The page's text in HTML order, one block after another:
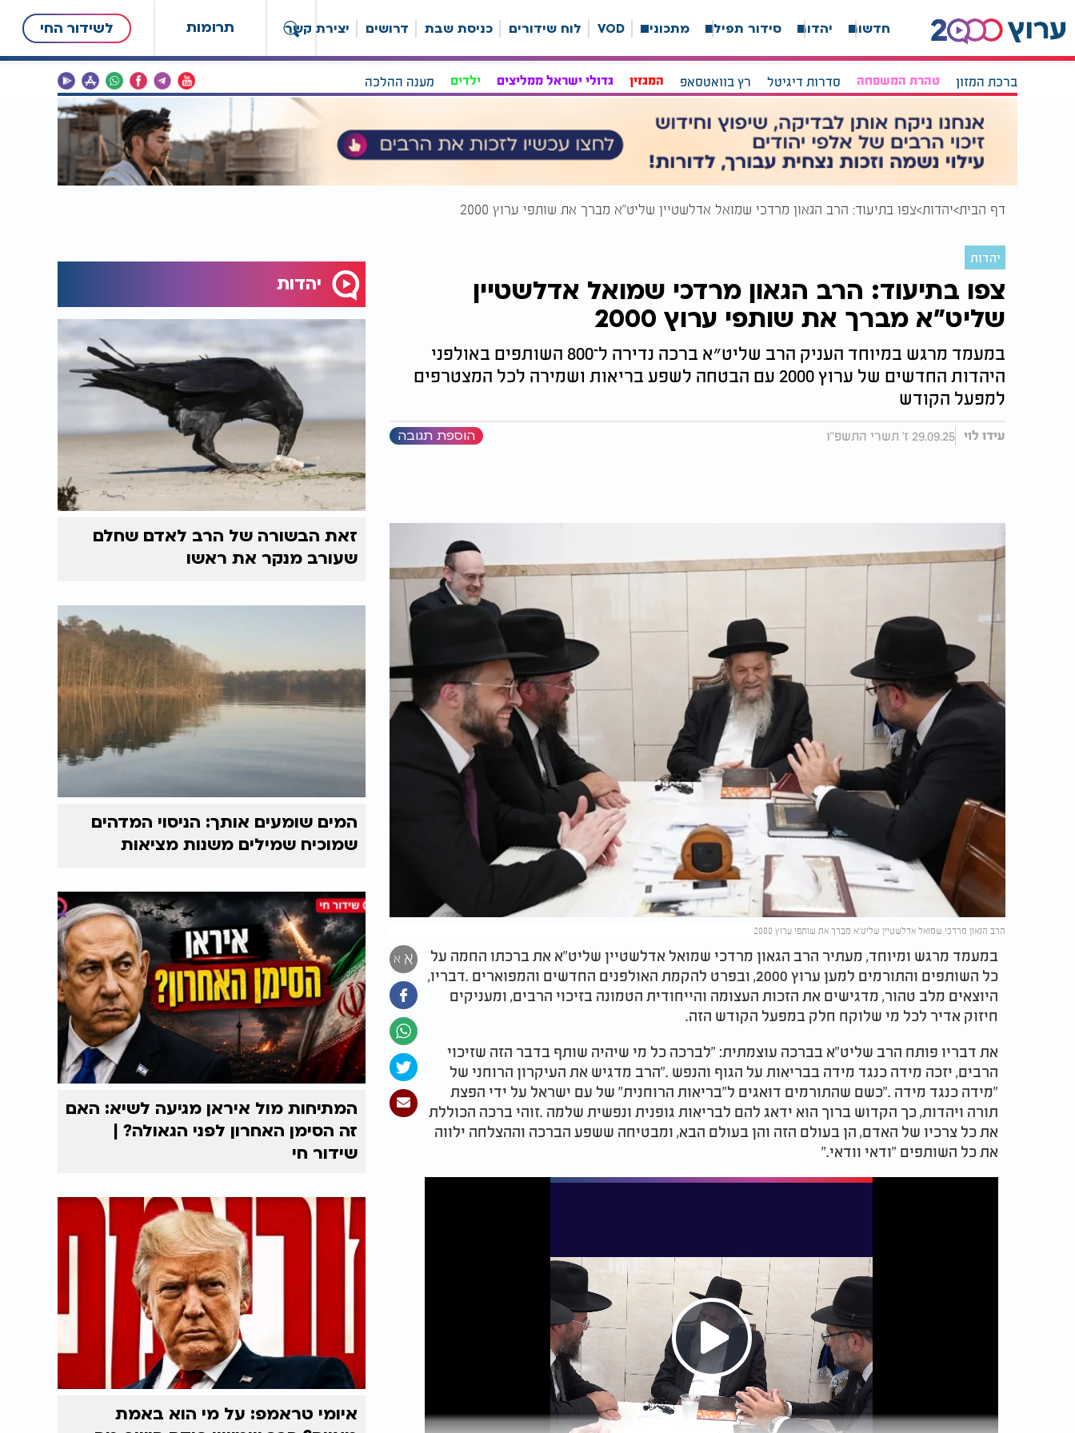
תרומות לשידור החי חדשות יהדות סידור תפילה מתכונים VOD לוח שידורים כניסת שבת דרושים יצירת קשר
ברכת המזון טהרת המשפחה סדרות דיגיטל רץ בוואטסאפ המגזין גדולי ישראל ממליצים ילדים מענה ההלכה
דף הבית יהדות צפו בתיעוד: הרב הגאון מרדכי שמואל אדלשטיין שליט"א מברך את שותפי ערוץ 2000
יהדות
צפו בתיעוד: הרב הגאון מרדכי שמואל אדלשטיין
שליט"א מברך את שותפי ערוץ 2000
במעמד מרגש במיוחד העניק הרב שליט״א ברכה נדירה ל־800 השותפים באולפני
היהדות החדשים של ערוץ 2000 עם הבטחה לשפע בריאות ושמירה לכל המצטרפים
למפעל הקודש
עידו לוי 29.09.25 ז' תשרי התשפ"ו הוספת תגובה
הרב הגאון מרדכי שמואל אדלשטיין שליט"א מברך את שותפי ערוץ 2000
א א
במעמד מרגש ומיוחד, מעתיר הרב הגאון מרדכי שמואל אדלשטיין שליט"א את ברכתו החמה על
כל השותפים והתורמים למען ערוץ 2000, ובפרט להקמת האולפנים החדשים והמפוארים
.דבריו,
היוצאים מלב טהור, מדגישים את הזכות העצומה והייחודית הטמונה בזיכוי הרבים, ומעניקים
חיזוק אדיר לכל מי שלוקח חלק במפעל הקודש הזה.
את דבריו פותח הרב שליט"א בברכה עוצמתית: "לברכה כל מי שיהיה שותף בדבר הזה שזיכוי
הרבים, יזכה מידה כנגד מידה בבריאות על הגוף והנפש ".הרב מדגיש את העיקרון הרוחני של
"מידה כנגד מידה ".כשם שהתורמים דואגים ל"בריאות הרוחנית" של עם ישראל על ידי הפצת
תורה ויהדות, כך הקדוש ברוך הוא ידאג להם לבריאות גופנית ונפשית שלמה .זוהי ברכה הכוללת
את כל צרכיו של האדם, הן בעולם הזה והן בעולם הבא, ומבטיחה ששפע הברכה וההצלחה ילווה
את כל השותפים "ודאי וודאי".
Play
יהדות
זאת הבשורה של הרב לאדם שחלם
שעורב מנקר את ראשו
המים שומעים אותך: הניסוי המדהים
שמוכיח שמילים משנות מציאות
המתיחות מול איראן מגיעה לשיא: האם
זה הסימן האחרון לפני הגאולה? |
שידור חי
איומי טראמפ: על מי הוא באמת